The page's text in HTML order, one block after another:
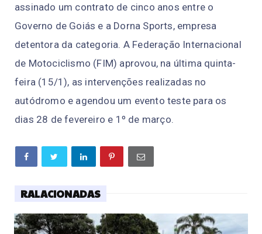
assinado um contrato de cinco anos entre o
Governo de Goiás e a Dorna Sports, empresa
detentora da categoria. A Federação Internacional
de Motociclismo (FIM) aprovou, na última quinta-
feira (15/1), as intervenções realizadas no
autódromo e agendou um evento teste para os
dias 28 de fevereiro e 1º de março.
RALACIONADAS